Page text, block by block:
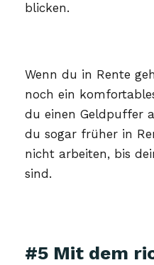
blicken.
Wenn du in Rente
noch ein
du einen Geldpuffer
du sogar früher in
nicht arbeiten, bis
sind.
#5 Mit dem